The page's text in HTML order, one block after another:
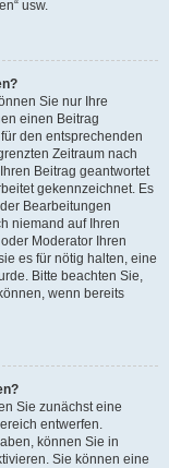
usw.
Sie nur Ihre
einen Beitrag
den entsprechenden
Zeitraum nach
Beitrag geantwortet
gekennzeichnet. Es
Bearbeitungen
niemand auf Ihren
Moderator Ihren
es für nötig halten, eine
Bitte beachten Sie,
wenn bereits
Sie zunächst eine
entwerfen.
können Sie in
Sie können eine